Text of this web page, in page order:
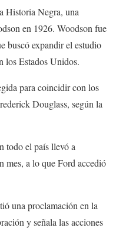
Historia Negra, una
en 1926. Woodson fue
buscó expandir el estudio
los Estados Unidos.
para coincidir con los
Douglass, según la
todo el país llevó a
mes, a lo que Ford accedió
una proclamación en la
y señala las acciones